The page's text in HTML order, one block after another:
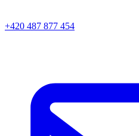
+420 487 877 454